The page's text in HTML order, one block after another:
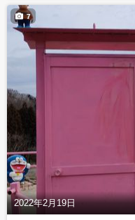
2022年2月19日
7